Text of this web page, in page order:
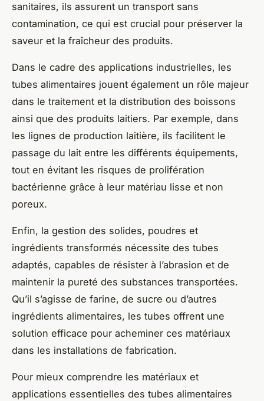
sanitaires, ils assurent un transport sans
contamination, ce qui est crucial pour préserver la
saveur et la fraîcheur des produits.
Dans le cadre des applications industrielles, les
tubes alimentaires jouent également un rôle majeur
dans le traitement et la distribution des boissons
ainsi que des produits laitiers. Par exemple, dans
les lignes de production laitière, ils facilitent le
passage du lait entre les différents équipements,
tout en évitant les risques de prolifération
bactérienne grâce à leur matériau lisse et non
poreux.
Enfin, la gestion des solides, poudres et
ingrédients transformés nécessite des tubes
adaptés, capables de résister à l’abrasion et de
maintenir la pureté des substances transportées.
Qu’il s’agisse de farine, de sucre ou d’autres
ingrédients alimentaires, les tubes offrent une
solution efficace pour acheminer ces matériaux
dans les installations de fabrication.
Pour mieux comprendre les matériaux et
applications essentielles des tubes alimentaires